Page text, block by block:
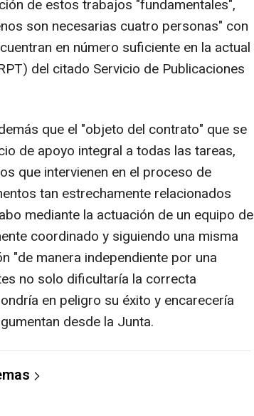
de estos trabajos "fundamentales",
son necesarias cuatro personas" con
en número suficiente en la actual
del citado Servicio de Publicaciones
que el "objeto del contrato" que se
de apoyo integral a todas las tareas,
que intervienen en el proceso de
tan estrechamente relacionados
mediante la actuación de un equipo de
coordinado y siguiendo una misma
"de manera independiente por una
no solo dificultaría la correcta
en peligro su éxito y encarecería
desde la Junta.